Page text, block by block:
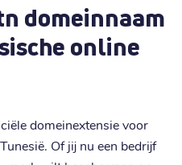
domeinnaam
online
domeinextensie voor
Of jij nu een bedrijf